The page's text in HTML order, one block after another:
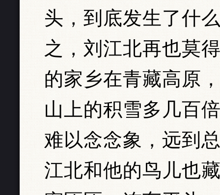
头，到底发生了什
之，刘江北再也莫
的家乡在青藏高原
山上的积雪多几百
难以念念象，远到
江北和他的鸟儿也